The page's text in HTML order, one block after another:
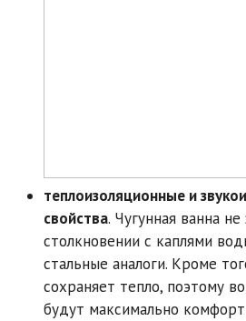
теплоизоляционные и
свойства. Чугунная ванна
столкновении с каплями
стальные аналоги. Кроме
сохраняет тепло, поэтому
будут максимально